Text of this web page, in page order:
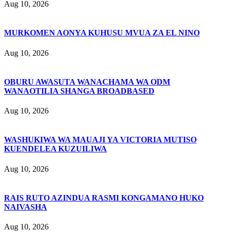
Aug 10, 2026
MURKOMEN AONYA KUHUSU MVUA ZA EL NINO
Aug 10, 2026
OBURU AWASUTA WANACHAMA WA ODM
WANAOTILIA SHANGA BROADBASED
Aug 10, 2026
WASHUKIWA WA MAUAJI YA VICTORIA MUTISO
KUENDELEA KUZUILIWA
Aug 10, 2026
RAIS RUTO AZINDUA RASMI KONGAMANO HUKO
NAIVASHA
Aug 10, 2026